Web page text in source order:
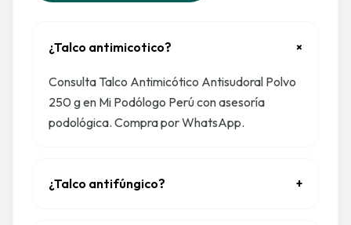
¿Talco antimicotico? +
Consulta Talco Antimicótico Antisudoral Polvo
250 g en Mi Podólogo Perú con asesoría
podológica. Compra por WhatsApp.
¿Talco antifúngico? +